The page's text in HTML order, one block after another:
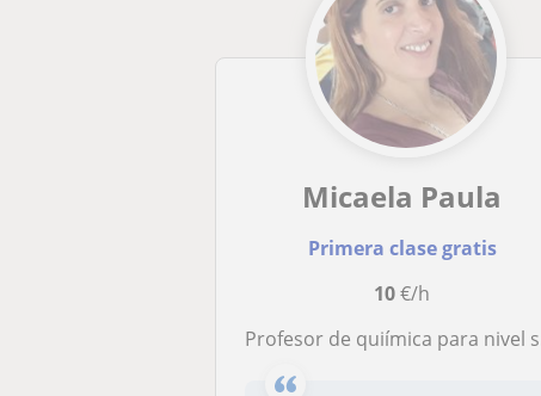
Micaela Paula
Primera clase gratis
10€/h
Profesor de quiímica para nivel secundrio o universitario